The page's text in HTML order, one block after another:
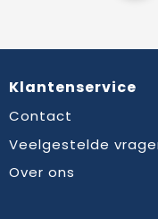
Klantenservice
Contact
Veelgestelde
Over ons